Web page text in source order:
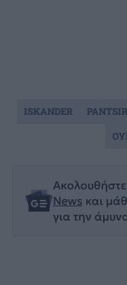
News και
για την
ISKANDER PANTSIR